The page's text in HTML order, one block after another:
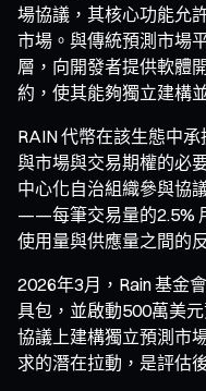
場協議，其核心功能允
市場。與傳統預測市場
層，向開發者提供軟體
約，使其能夠獨立建構
RAIN 代幣在該生態中
與市場與交易期權的必
中心化自治組織參與協
——每筆交易量的2.5%
使用量與供應量之間的
2026年3月，Rain 基金
具包，並啟動500萬美
協議上建構獨立預測市
求的潛在拉動，是評估